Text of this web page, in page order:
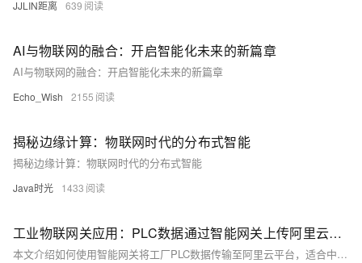
JJLIN距离 639
AI与物联网的融合：开启智能化未来的新篇章
AI与物联网的融合：开启智能化未来的新篇章
Echo_Wish 2155
揭秘边缘计算：物联网时代的分布式智能
揭秘边缘计算：物联网时代的分布式智能
Java时光 1433
工业物联网关应用：PLC数据通过智能网关上传阿里云实战
本文介绍如何使用智能网关将工厂PLC数据传输至阿里云平台，适合中小企业远程监控设备状态。硬件准备包括三菱FX3U PLC、4G智能网关和24V电源。接线步骤涵盖PLC编程口与网关连接、运行状态检测及天线电源接入。配置过程涉及通讯参数、阿里云对接和数据点映射。PLC程序关键点包括数据上传触发和温度值处理。阿里云平台操作包含实时数据查看、数据可视化和规则引擎设置。最后提供常见故障排查表和安全建议，确保系统稳定运行。